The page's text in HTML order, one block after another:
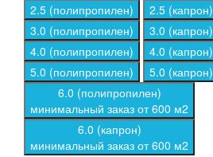
2.5 (полипропилен)
2.5 (капрон)
3.0 (полипропилен)
3.0 (капрон)
4.0 (полипропилен)
4.0 (капрон)
5.0 (полипропилен)
5.0 (капрон)
6.0 (полипропилен)
минимальный заказ от 600 м2
6.0 (капрон)
минимальный заказ от 600 м2